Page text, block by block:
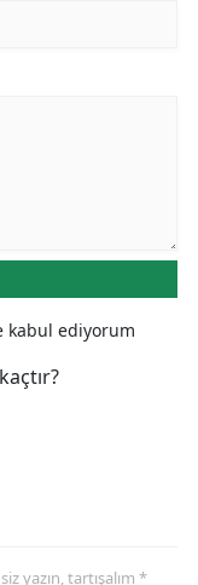
kabul ediyorum
yazın, tartışalım *